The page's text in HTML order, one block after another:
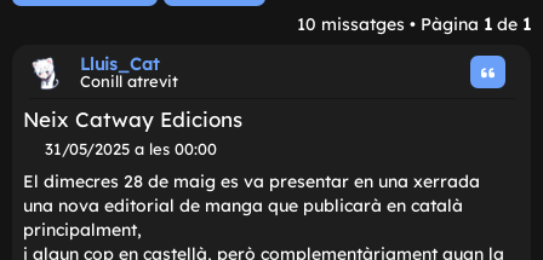
10 missatges • Pàgina 1 de 1
Lluis_Cat
Conill atrevit
Neix Catway Edicions
M
i
s
31/05/2025 a les 00:00
El dimecres 28 de maig es va presentar en una xerrada
una nova editorial de manga que publicarà en català